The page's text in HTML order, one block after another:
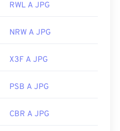
RWL A JPG
NRW A JPG
X3F A JPG
PSB A JPG
CBR A JPG